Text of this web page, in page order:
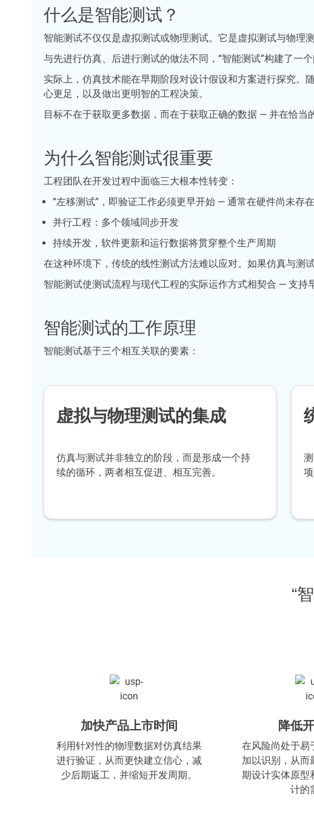
什么是智能测试？
智能测试不仅仅是虚拟测试或物理测试。它是虚拟测试与物理
与先进行仿真、后进行测试的做法不同，“智能测试”构建了一
实际上，仿真技术能在早期阶段对设计假设和方案进行探究
心更足，以及做出更明智的工程决策。
目标不在于获取更多数据，而在于获取正确的数据 — 并在恰当
为什么智能测试很重要
工程团队在开发过程中面临三大根本性转变：
“左移测试”，即验证工作必须更早开始 — 通常在硬件尚未存
并行工程：多个领域同步开发
持续开发，软件更新和运行数据将贯穿整个生产周期
在这种环境下，传统的线性测试方法难以应对。如果仿真与测
智能测试使测试流程与现代工程的实际运作方式相契合 — 支持
智能测试的工作原理
智能测试基于三个相互关联的要素：
虚拟与物理测试的集成
仿真与测试并非独立的阶段，而是形成一个持
续的循环，两者相互促进、相互完善。
“
加快产品上市时间
利用针对性的物理数据对仿真结果
进行验证，从而更快建立信心，减
少后期返工，并缩短开发周期。
降低
在风险尚处于易
加以识别，从而
期设计实体原型
计的